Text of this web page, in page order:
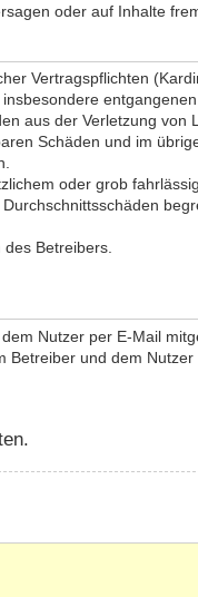
oder auf Inhalte
Vertragspflichten
aus der Verletzung von
Schäden und im
oder grob
Betreibers.
Nutzer per E-Mail
und dem